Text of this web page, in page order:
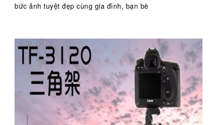
bức ảnh tuyệt đẹp cùng gia đình, bạn bè